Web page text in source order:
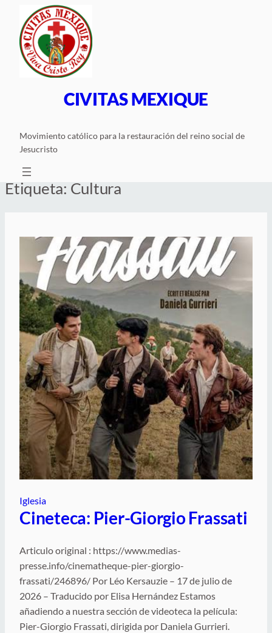
contenido
CIVITAS MEXIQUE
Movimiento católico para la restauración del reino social de
Jesucristo
Etiqueta: Cultura
Iglesia
Cineteca: Pier-Giorgio Frassati
Articulo original : https://www.medias-
presse.info/cinematheque-pier-giorgio-
frassati/246896/ Por Léo Kersauzie – 17 de julio de
2026 – Traducido por Elisa Hernández Estamos
añadiendo a nuestra sección de videoteca la película:
Pier-Giorgio Frassati, dirigida por Daniela Gurrieri.